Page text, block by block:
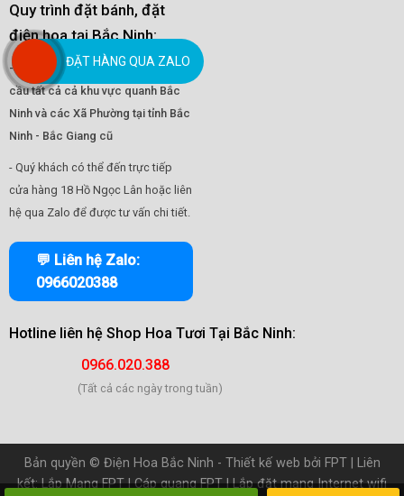
Quy trình đặt bánh, đặt
điện hoa tại Bắc Ninh:
- Nhận giao hoa tận nơi theo yêu
cầu tất cả cả khu vực quanh Bắc
Ninh và các Xã Phường tại tỉnh Bắc
Ninh - Bắc Giang cũ
- Quý khách có thể đến trực tiếp
cửa hàng 18 Hồ Ngọc Lân hoặc liên
hệ qua Zalo để được tư vấn chi tiết.
💬 Liên hệ Zalo:
0966020388
Hotline liên hệ Shop Hoa Tươi Tại Bắc Ninh:
0966.020.388
(Tất cả các ngày trong tuần)
Bản quyền © Điện Hoa Bắc Ninh - Thiết kế web bởi FPT| Liên
kết: Lắp Mạng FPT | Cáp quang FPT | Lắp đặt mạng Internet wifi
ĐẶT HÀNG QUA ZALO